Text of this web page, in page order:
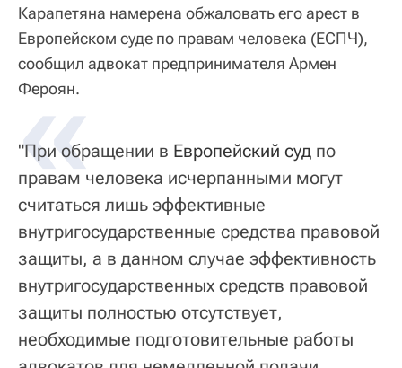
Карапетяна намерена обжаловать его арест в
Европейском суде по правам человека (ЕСПЧ),
сообщил адвокат предпринимателя Армен
Фероян.
«
"При обращении в Европейский суд по
правам человека исчерпанными могут
считаться лишь эффективные
внутригосударственные средства правовой
защиты, а в данном случае эффективность
внутригосударственных средств правовой
защиты полностью отсутствует,
необходимые подготовительные работы